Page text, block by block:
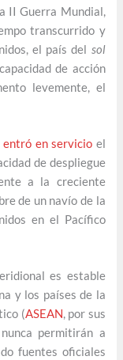
II Guerra Mundial,
transcurrido y
el país del sol
de acción
levemente, el
entró en servicio el
de despliegue
a la creciente
de un navío de la
en el Pacífico
es estable
y los países de la
(ASEAN, por sus
permitirán a
fuentes oficiales